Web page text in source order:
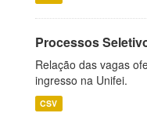
Processos
Relação das vagas
ingresso na Unifei.
CSV